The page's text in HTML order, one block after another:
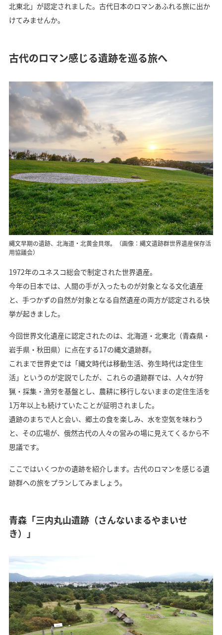
北東北」が認定されました。古代日本のロマンあふれる旅に出か
けてみませんか。
古代のロマン感じる遺跡を巡る旅へ
縄文早期の遺跡、北海道・北黄金貝塚。（画像：縄文遺跡群世界遺産保存活
用協議会）
1972年のユネスコ総会で制定された世界遺産。
今年の日本では、人間の手が入ったものが対象となる文化遺産
と、手つかずの自然が対象となる自然遺産の両方が認定される快
挙が起きました。
今回世界文化遺産に認定されたのは、北海道・北東北（青森県・
岩手県・秋田県）に点在する17の縄文遺跡群。
これまで世界史では「縄文時代は移動生活、弥生時代は定住生
活」というのが定説でしたが、これらの遺跡群では、人々が狩
猟・採集・漁労を基盤とし、農耕に移行しないままの定住生活を
1万年以上も続けていたことが証明されました。
遺跡のまちで人と会い、郷土の食を楽しみ、水を空気を味わう
と、その広場が、俄然古代の人々の営みの場に見えてくるから不
思議です。
ここではいくつかの遺跡を紹介します。古代のロマンを感じる遺
跡群への旅をプランしてみましょう。
青森「三内丸山遺跡（さんないまるやまいせ
き）」